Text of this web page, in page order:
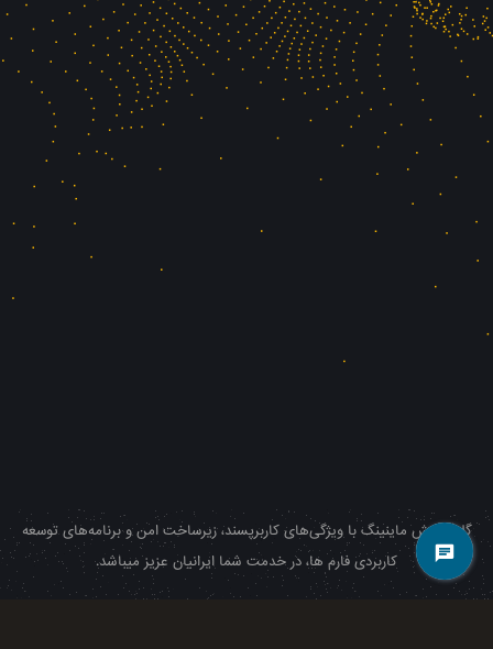
گلدن هش ماینینگ با ویژگی‌های کاربرپسند، زیرساخت امن و برنامه‌های توسعه
کاربردی فارم ها، در خدمت شما ایرانیان عزیز میباشد.